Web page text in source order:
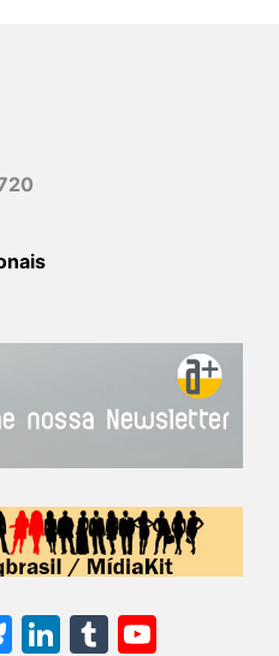
Bluesky
LinkedIn
Tumblr